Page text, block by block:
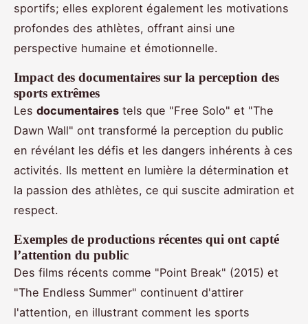
sportifs; elles explorent également les motivations
profondes des athlètes, offrant ainsi une
perspective humaine et émotionnelle.
Impact des documentaires sur la perception des
sports extrêmes
Les documentaires tels que "Free Solo" et "The
Dawn Wall" ont transformé la perception du public
en révélant les défis et les dangers inhérents à ces
activités. Ils mettent en lumière la détermination et
la passion des athlètes, ce qui suscite admiration et
respect.
Exemples de productions récentes qui ont capté
l’attention du public
Des films récents comme "Point Break" (2015) et
"The Endless Summer" continuent d'attirer
l'attention, en illustrant comment les sports